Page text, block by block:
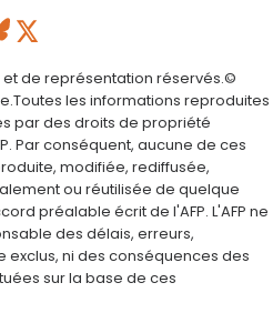
de représentation réservés.©
les informations reproduites
par des droits de propriété
Par conséquent, aucune de ces
modifiée, rediffusée,
ou réutilisée de quelque
préalable écrit de l'AFP. L'AFP ne
des délais, erreurs,
exclus, ni des conséquences des
sur la base de ces